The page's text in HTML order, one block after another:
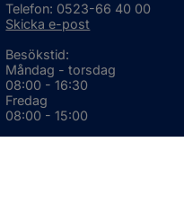
Telefon: 0523-66 40 00
Skicka e-post
Besökstid:
Måndag - torsdag
08:00 - 16:30
Fredag
08:00 - 15:00